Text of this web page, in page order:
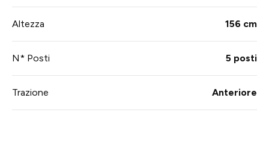
Altezza 156 cm
N* Posti 5 posti
Trazione Anteriore